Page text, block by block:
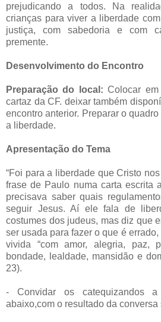
prejudicando a todos. Na
crianças para viver a liberdade
justiça, com sabedoria e com
premente.
Desenvolvimento do Encontro
Preparação do local: Colocar
cartaz da CF. deixar também
encontro anterior. Preparar o
a liberdade.
Apresentação do Tema
“Foi para a liberdade que Cristo
frase de Paulo numa carta escrita
precisava saber quais
seguir Jesus. Aí ele fala de
costumes dos judeus, mas diz que
ser usada para fazer o que é
vivida “com amor, alegria, paz,
bondade, lealdade, mansidão e
23).
- Convidar os catequizandos
abaixo,com o resultado da conversa